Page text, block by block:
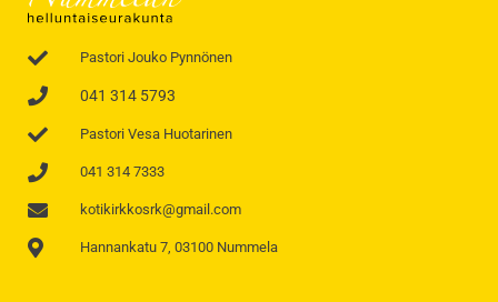
Pastori Jouko Pynnönen
041 314 5793
Pastori Vesa Huotarinen
041 314 7333
kotikirkkosrk@gmail.com
Hannankatu 7, 03100 Nummela